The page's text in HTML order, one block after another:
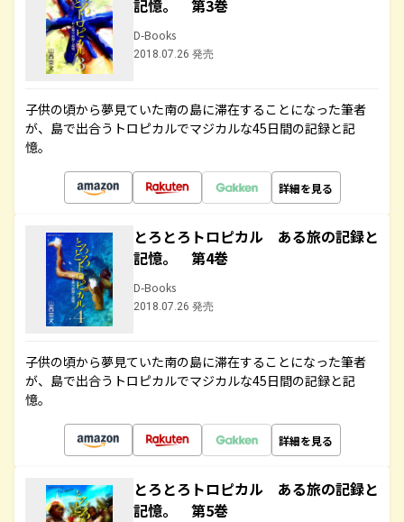
記憶。 第3巻
D-Books
2018.07.26 発売
子供の頃から夢見ていた南の島に滞在することになった筆者
が、島で出合うトロピカルでマジカルな45日間の記録と記
憶。
詳細を見る
とろとろトロピカル ある旅の記録と
記憶。 第4巻
D-Books
2018.07.26 発売
子供の頃から夢見ていた南の島に滞在することになった筆者
が、島で出合うトロピカルでマジカルな45日間の記録と記
憶。
詳細を見る
とろとろトロピカル ある旅の記録と
記憶。 第5巻